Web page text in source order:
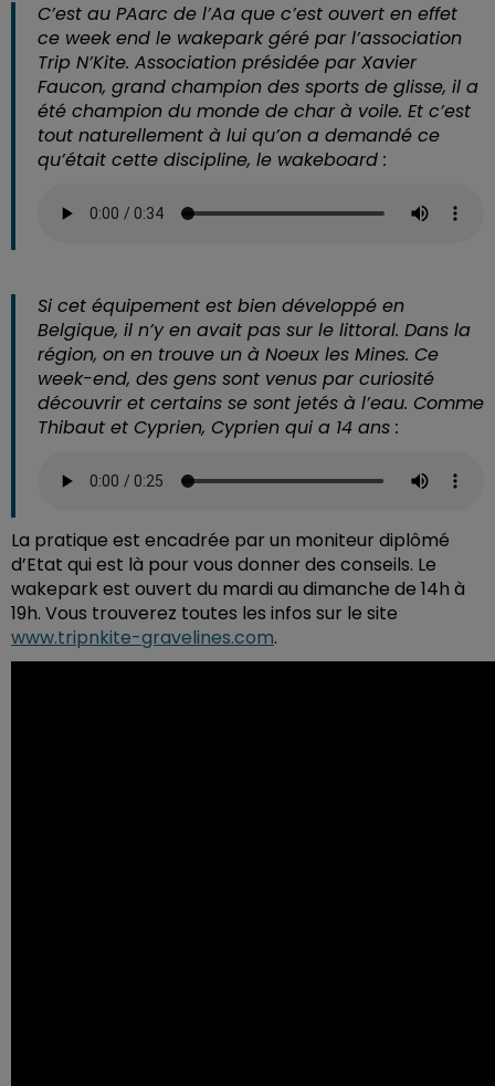
C’est au PAarc de l’Aa que c’est ouvert en effet
ce week end le wakepark géré par l’association
Trip N’Kite. Association présidée par Xavier
Faucon, grand champion des sports de glisse, il a
été champion du monde de char à voile. Et c’est
tout naturellement à lui qu’on a demandé ce
qu’était cette discipline, le wakeboard :
Si cet équipement est bien développé en
Belgique, il n’y en avait pas sur le littoral. Dans la
région, on en trouve un à Noeux les Mines. Ce
week-end, des gens sont venus par curiosité
découvrir et certains se sont jetés à l’eau. Comme
Thibaut et Cyprien, Cyprien qui a 14 ans :
La pratique est encadrée par un moniteur diplômé
d’Etat qui est là pour vous donner des conseils. Le
wakepark est ouvert du mardi au dimanche de 14h à
19h. Vous trouverez toutes les infos sur le site
www.tripnkite-gravelines.com.